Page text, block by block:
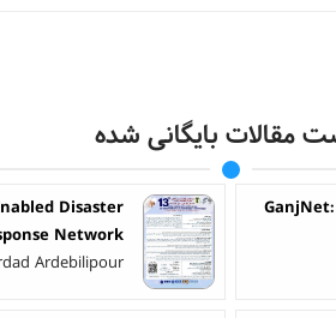
مقالات بایگانی شده
Disaster
Network
Ardebilipour